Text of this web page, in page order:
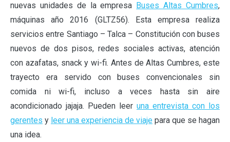
nuevas unidades de la empresa Buses Altas Cumbres,
máquinas año 2016 (GLTZ56). Esta empresa realiza
servicios entre Santiago – Talca – Constitución con buses
nuevos de dos pisos, redes sociales activas, atención
con azafatas, snack y wi-fi. Antes de Altas Cumbres, este
trayecto era servido con buses convencionales sin
comida ni wi-fi, incluso a veces hasta sin aire
acondicionado jajaja. Pueden leer una entrevista con los
gerentes y leer una experiencia de viaje para que se hagan
una idea.